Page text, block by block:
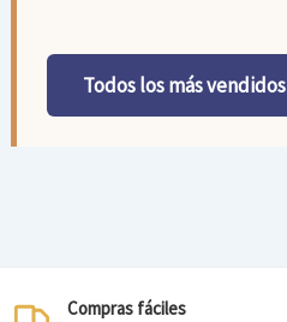
Todos los más vendidos
Compras fáciles